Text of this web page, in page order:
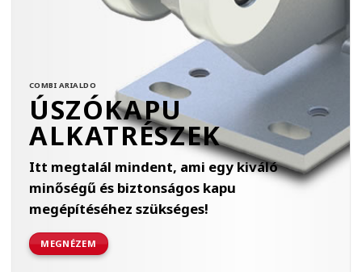
COMBI ARIALDO
ÚSZÓKAPU
ALKATRÉSZEK
Itt megtalál mindent, ami egy kiváló
minőségű és biztonságos kapu
megépítéséhez szükséges!
MEGNÉZEM